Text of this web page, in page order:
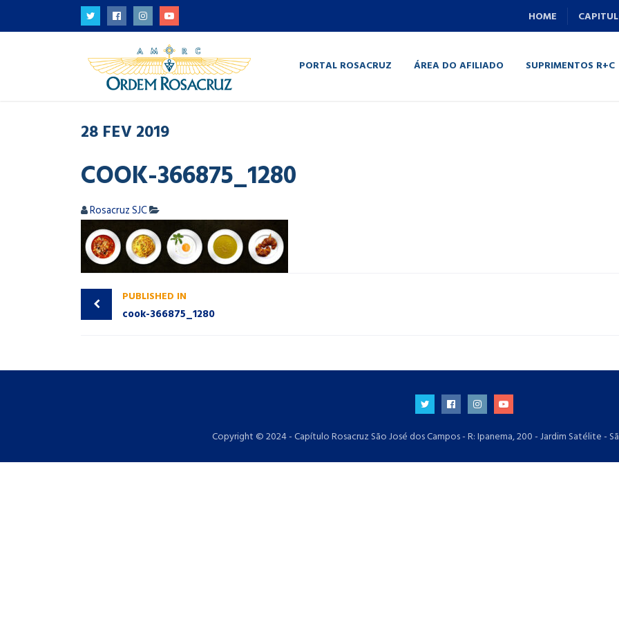
HOME
PORTAL ROSACRUZ ÁREA DO AFILIADO SUPRIMENTOS R+C
28 FEV2019
COOK-366875_1280
Rosacruz SJC
PUBLISHED IN
cook-366875_1280
Copyright © 2024 - Capítulo Rosacruz São José dos Campos - R: Ipanema, 200 - Jardim Satélite -